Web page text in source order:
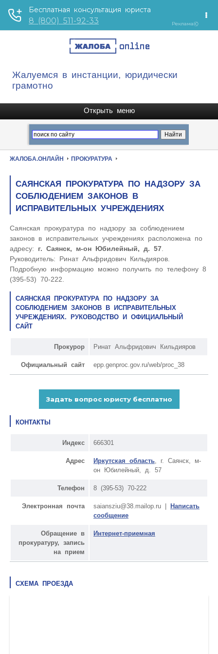
Жалуемся в инстанции, юридически
грамотно
ЖАЛОБА.ОНЛАЙН ПРОКУРАТУРА
САЯНСКАЯ ПРОКУРАТУРА ПО НАДЗОРУ ЗА
СОБЛЮДЕНИЕМ ЗАКОНОВ В
ИСПРАВИТЕЛЬНЫХ УЧРЕЖДЕНИЯХ
Саянская прокуратура по надзору за соблюдением
законов в исправительных учреждениях расположена по
адресу: г. Саянск, м-он Юбилейный, д. 57
Руководитель: Ринат Альфридович Кильдияров.
Подробную информацию можно получить по телефону 8
(395-53) 70-222.
САЯНСКАЯ ПРОКУРАТУРА ПО НАДЗОРУ ЗА
СОБЛЮДЕНИЕМ ЗАКОНОВ В ИСПРАВИТЕЛЬНЫХ
УЧРЕЖДЕНИЯХ. РУКОВОДСТВО И ОФИЦИАЛЬНЫЙ
САЙТ
Прокурор Ринат Альфридович Кильдияров
Официальный сайт epp.genproc.gov.ru/web/proc_38
КОНТАКТЫ
Индекс 666301
Адрес Иркутская область , г. Саянск, м-
он Юбилейный, д. 57
Телефон 8 (395-53) 70-222
Электронная почта saiansziu@38.mailop.ru |
Написать
сообщение
Обращение в
прокуратуру, запись
на прием
Интернет-приемная
СХЕМА ПРОЕЗДА